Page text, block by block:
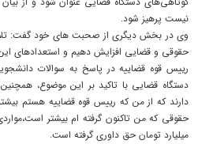
نیست پرهیز شود.
وی در بخش دیگری از صحبت های خود گفت:
حقوقی و قضایی افزایش دهیم و استعدادهای
رییس قوه قضاییه در پاسخ به سوالات
دستگاه قضایی با تاکید بر این موضوع،
دارند که از من که رییس قوه قضاییه هستم
میلیارد تومان حق داوری گرفته است.